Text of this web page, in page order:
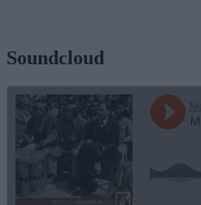
Soundcloud